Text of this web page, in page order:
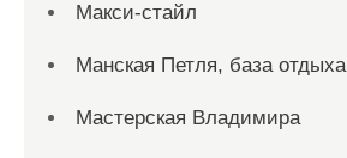
Макси-стайл
Манская Петля, база отдыха
Мастерская Владимира